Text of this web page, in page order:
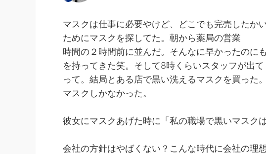
マスクは仕事に必要やけど、どこでも完売した
ためにマスクを探してた。朝から薬局の営業
時間の２時間前に並んだ。そんなに早かったのに
を持ってきた笑。そして8時くらいスタッフが出
って。結局とある店で黒い洗えるマスクを買った
マスクしかなかった。
彼女にマスクあげた時に「私の職場で黒いマスク
会社の方針はやばくない？こんな時代に会社の理